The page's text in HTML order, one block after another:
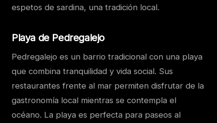
espetos de sardina, una tradición local.
Playa de Pedregalejo
Pedregalejo es un barrio tradicional con una playa
que combina tranquilidad y vida social. Sus
restaurantes frente al mar permiten disfrutar de la
gastronomía local mientras se contempla el
océano. La playa es perfecta para paseos al